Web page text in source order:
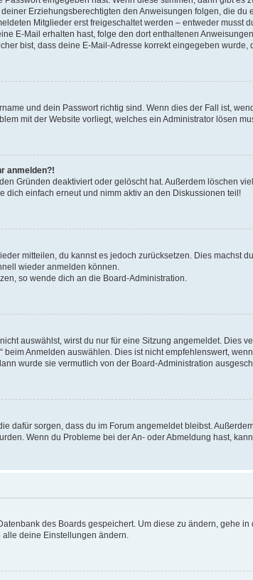
Erziehungsberechtigten den Anweisungen folgen, die
Mitglieder erst freigeschaltet werden – entweder musst
E-Mail erhalten hast, folge den dort enthaltenen
bist, dass deine E-Mail-Adresse korrekt eingegeben wurde,
und dein Passwort richtig sind. Wenn dies der Fall ist,
mit der Website vorliegt, welches ein Administrator lösen
anmelden?!
Gründen deaktiviert oder gelöscht hat. Außerdem löschen
einfach erneut und nimm aktiv an den Diskussionen teil!
mitteilen, du kannst es jedoch zurücksetzen. Dies machst
wieder anmelden können.
so wende dich an die Board-Administration.
auswählst, wirst du nur für eine Sitzung angemeldet. Dies
Anmelden auswählen. Dies ist nicht empfehlenswert,
wurde sie vermutlich von der Board-Administration
dafür sorgen, dass du im Forum angemeldet bleibst.
Wenn du Probleme bei der An- oder Abmeldung hast,
des Boards gespeichert. Um diese zu ändern, gehe
deine Einstellungen ändern.